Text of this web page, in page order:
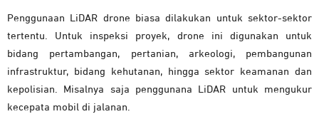
Penggunaan LiDAR drone biasa dilakukan untuk sektor-sektor
tertentu. Untuk inspeksi proyek, drone ini digunakan untuk
bidang pertambangan, pertanian, arkeologi, pembangunan
infrastruktur, bidang kehutanan, hingga sektor keamanan dan
kepolisian. Misalnya saja penggunana LiDAR untuk mengukur
kecepata mobil di jalanan.